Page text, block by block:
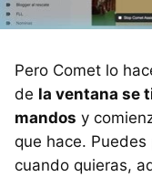
Pero Comet lo
de la ventana se
mandos y
que hace.
cuando quieras,